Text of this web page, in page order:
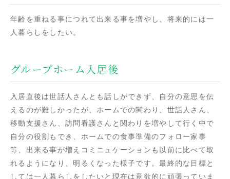
年齢を重ねる事につれて出来る事を増やし、将来的には一
人暮らしをしたい。
グループホーム入居後
入居直後は世話人さんとも話しができず、自分の意思を伝
えるのが難しかったが、ホームでの関わり、世話人さん、
移動支援さん、訪問看護さんと関わりを増やして行く中で
自分の役割もでき、ホームでの食事準備のフォロー家事
等、出来る事が増えコミニュケーションも以前に比べて取
れるようになり、明るくなった様子です。最終的な目標と
しては一人暮らしをしたいと現在は意欲的に頑張っていま